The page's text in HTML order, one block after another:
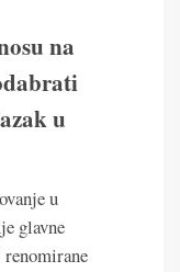
na
u
u
glavne